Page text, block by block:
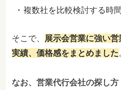
複数社を比較検討する時
そこで、
展示会営業に強い
実績、価格感をまとめました
なお、営業代行会社の探し